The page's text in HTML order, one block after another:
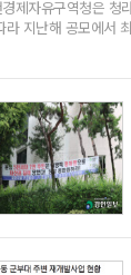
정에서 LH를 상대로
11월 LH 공공임대
와 노인회장, 통장
제자유구역청은 청
라 지난해 공모에서
소시엄 측에 통보할
한 사업자 공모를
구성해 조사에 착
우선협상대상자로 지
적인 문제는 발견되
요건 검증 결과 제
권고했다.공모 과정
마무리됨에 따라
5-4블록(청라동 1-